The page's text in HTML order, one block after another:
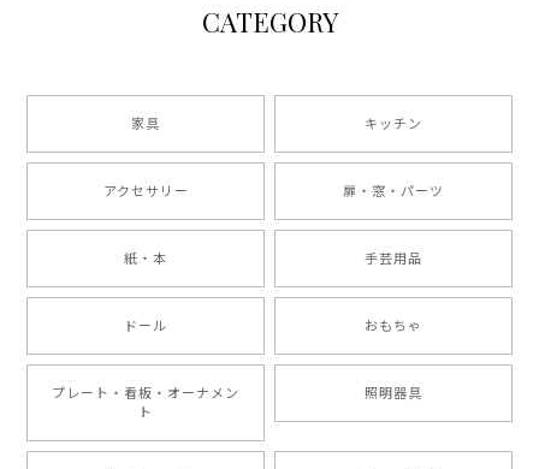
CATEGORY
家具 キッチン
アクセサリー 扉・窓・パーツ
紙・本 手芸用品
ドール おもちゃ
プレート・看板・オーナメン
ト
照明器具